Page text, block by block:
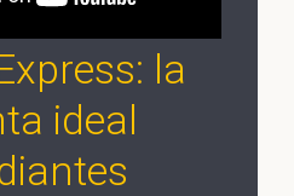
la
ideal